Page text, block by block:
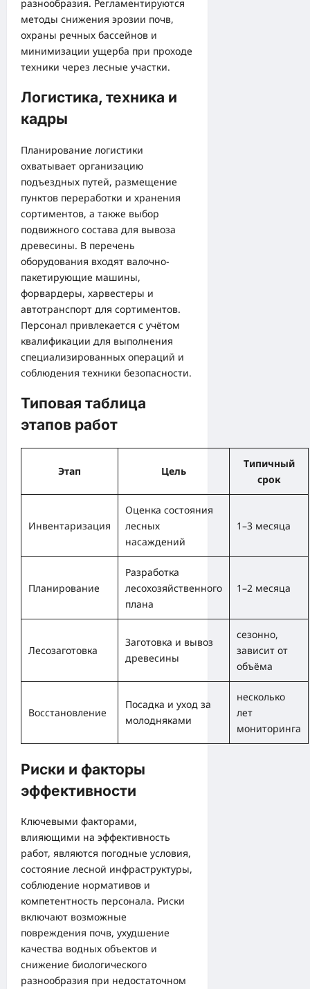
разнообразия. Регламентируются
методы снижения эрозии почв,
охраны речных бассейнов и
минимизации ущерба при проходе
техники через лесные участки.
Логистика, техника и
кадры
Планирование логистики
охватывает организацию
подъездных путей, размещение
пунктов переработки и хранения
сортиментов, а также выбор
подвижного состава для вывоза
древесины. В перечень
оборудования входят валочно-
пакетирующие машины,
форвардеры, харвестеры и
автотранспорт для сортиментов.
Персонал привлекается с учётом
квалификации для выполнения
специализированных операций и
соблюдения техники безопасности.
Типовая таблица
этапов работ
Этап Цель
Типичный
срок
Инвентаризация
Оценка состояния
лесных
насаждений
1–3 месяца
Планирование
Разработка
лесохозяйственного
плана
1–2 месяца
Лесозаготовка
Заготовка и вывоз
древесины
сезонно,
зависит от
объёма
Восстановление
Посадка и уход за
молодняками
несколько
лет
мониторинга
Риски и факторы
эффективности
Ключевыми факторами,
влияющими на эффективность
работ, являются погодные условия,
состояние лесной инфраструктуры,
соблюдение нормативов и
компетентность персонала. Риски
включают возможные
повреждения почв, ухудшение
качества водных объектов и
снижение биологического
разнообразия при недостаточном